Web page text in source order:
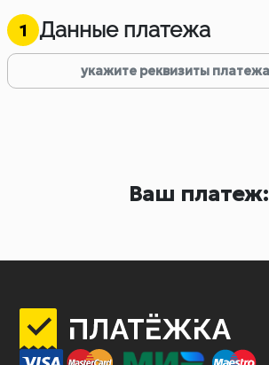
Ваш платеж:
1 Данные платежа